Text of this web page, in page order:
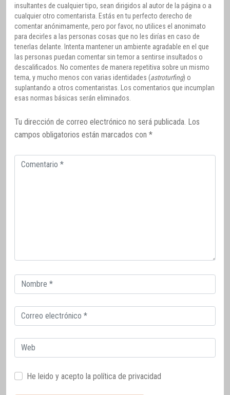
insultantes de cualquier tipo, sean dirigidos al autor de la página o a
cualquier otro comentarista. Estás en tu perfecto derecho de
comentar anónimamente, pero por favor, no utilices el anonimato
para decirles a las personas cosas que no les dirías en caso de
tenerlas delante. Intenta mantener un ambiente agradable en el que
las personas puedan comentar sin temor a sentirse insultados o
descalificados. No comentes de manera repetitiva sobre un mismo
tema, y mucho menos con varias identidades (astroturfing) o
suplantando a otros comentaristas. Los comentarios que incumplan
esas normas básicas serán eliminados.
Tu dirección de correo electrónico no será publicada. Los
campos obligatorios están marcados con *
Comentario
Correo
electrónico
Correo
electrónico
Web
He leido y acepto la política de privacidad